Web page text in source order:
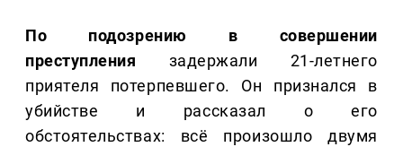
По подозрению в совершении
преступления задержали 21-летнего
приятеля потерпевшего. Он признался в
убийстве и рассказал о его
обстоятельствах: всё произошло двумя